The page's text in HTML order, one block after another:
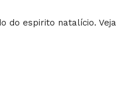
do espirito natalício. Veja